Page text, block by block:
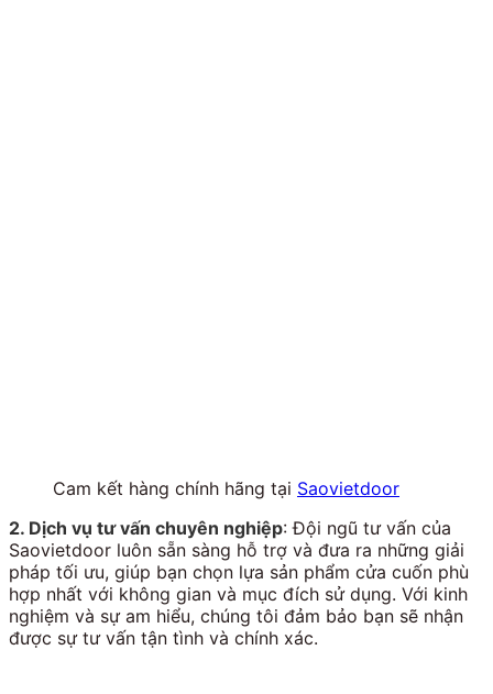
Cam kết hàng chính hãng tại Saovietdoor
2. Dịch vụ tư vấn chuyên nghiệp: Đội ngũ tư vấn của
Saovietdoor luôn sẵn sàng hỗ trợ và đưa ra những giải
pháp tối ưu, giúp bạn chọn lựa sản phẩm cửa cuốn phù
hợp nhất với không gian và mục đích sử dụng. Với kinh
nghiệm và sự am hiểu, chúng tôi đảm bảo bạn sẽ nhận
được sự tư vấn tận tình và chính xác.